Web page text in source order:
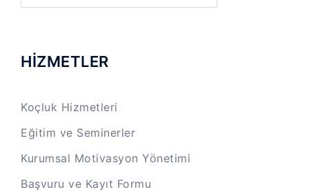
HİZMETLER
Koçluk Hizmetleri
Eğitim ve Seminerler
Kurumsal Motivasyon Yönetimi
Başvuru ve Kayıt Formu